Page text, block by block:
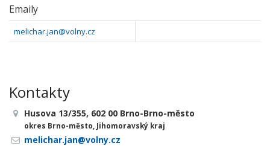
Emaily
melichar.jan@volny.cz
Kontakty
Husova 13/355, 602 00 Brno-Brno-město
okres Brno-město, Jihomoravský kraj
melichar.jan@volny.cz